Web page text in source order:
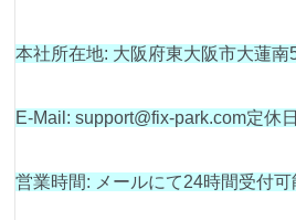
本社所在地: 大阪府東大阪市大蓮南
E-Mail: support@fix-park.com定休
営業時間: メールにて24時間受付可